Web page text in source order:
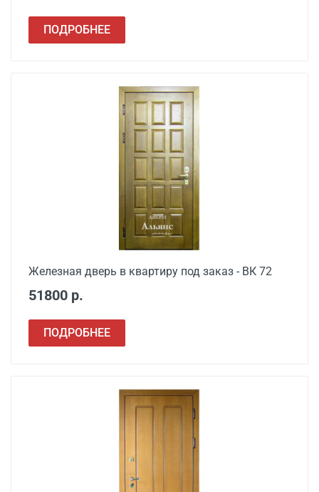
ПОДРОБНЕЕ
Железная дверь в квартиру под заказ - ВК 72
51800 р.
ПОДРОБНЕЕ